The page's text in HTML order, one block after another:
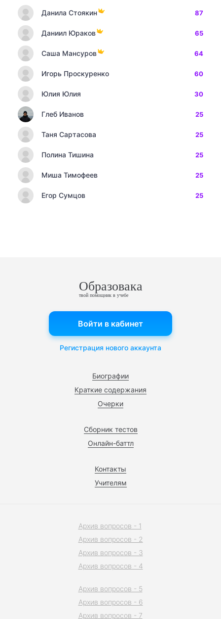
Данила Стоякин 87
Даниил Юраков 65
Саша Мансуров 64
Игорь Проскуренко 60
Юлия Юлия 30
Глеб Иванов 25
Таня Сартасова 25
Полина Тишина 25
Миша Тимофеев 25
Егор Сумцов 25
Образовака
твой помощник в учебе
Биографии
Краткие содержания
Очерки
Сборник тестов
Онлайн-баттл
Контакты
Учителям
Войти в кабинет
Регистрация нового аккаунта
Архив вопросов - 1
Архив вопросов - 2
Архив вопросов - 3
Архив вопросов - 4
Архив вопросов - 5
Архив вопросов - 6
Архив вопросов - 7